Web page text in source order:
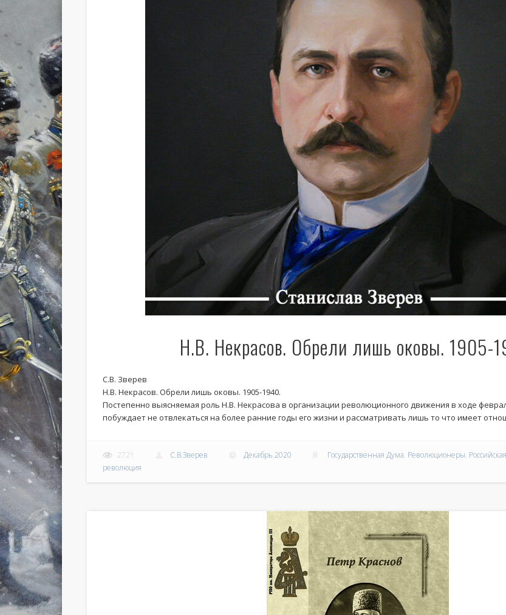
Н.В. Некрасов. Обрели лишь оковы. 1905-
С.В. Зверев
Н.В. Некрасов. Обрели лишь оковы. 1905-1940.
Постепенно выясняемая роль Н.В. Некрасова в организации революционного движения в ходе
побуждает не отвлекаться на более ранние годы его жизни и рассматривать лишь то что имеет
2721 С.В.Зверев Декабрь.2020 Государственная Дума, Революционеры,
революция